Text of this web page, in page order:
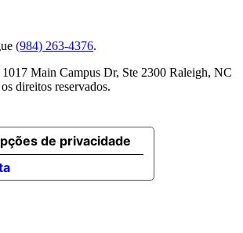
(984) 263-4376.
Main Campus Dr, Ste 2300 Raleigh, NC
direitos reservados.
de privacidade